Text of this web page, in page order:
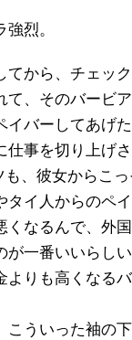
烈。
てから、チェック
て、そのバービ
バーしてあげた
仕事を切り上げ
、彼女からこっ
タイ人からのペ
くなるんで、外
が一番いいらし
よりも高くなる
こういった袖の